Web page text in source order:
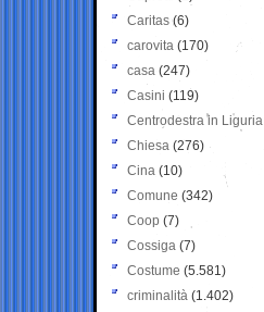
Caritas (6)
carovita (170)
casa (247)
Casini (119)
Centrodestra in Liguria
Chiesa (276)
Cina (10)
Comune (342)
Coop (7)
Cossiga (7)
Costume (5.581)
criminalità (1.402)